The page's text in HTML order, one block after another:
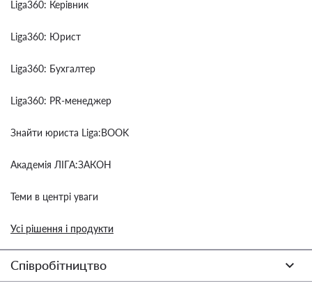
Liga360: Керівник
Liga360: Юрист
Liga360: Бухгалтер
Liga360: PR-менеджер
Знайти юриста Liga:BOOK
Академія ЛІГА:ЗАКОН
Теми в центрі уваги
Усі рішення і продукти
Співробітництво